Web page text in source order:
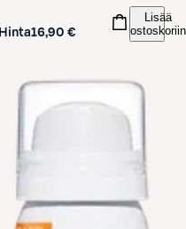
Hinta16,90 €
Lisää
ostoskoriin